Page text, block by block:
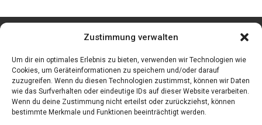
Zustimmung verwalten
Um dir ein optimales Erlebnis zu bieten, verwenden wir Technologien wie
Cookies, um Geräteinformationen zu speichern und/oder darauf
zuzugreifen. Wenn du diesen Technologien zustimmst, können wir Daten
wie das Surfverhalten oder eindeutige IDs auf dieser Website verarbeiten.
Wenn du deine Zustimmung nicht erteilst oder zurückziehst, können
bestimmte Merkmale und Funktionen beeinträchtigt werden.
facebook instagram
Spiele Zitate Kontakt Datenschutz Impressum